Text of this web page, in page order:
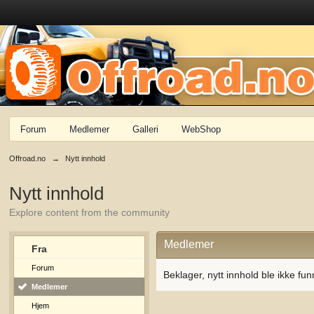
Forum Medlemer Galleri WebShop
Offroad.no → Nytt innhold
Nytt innhold
Explore content from the community
Fra
Forum
Medlemer
Hjem
Medlemer
Beklager, nytt innhold ble ikke